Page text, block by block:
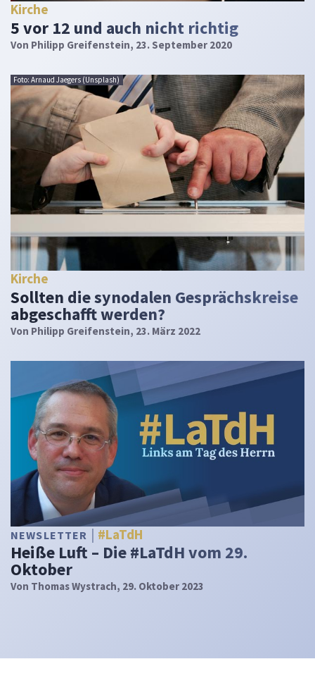
Kirche
5 vor 12 und auch nicht richtig
Von Philipp Greifenstein, 23. September 2020
Foto: Arnaud Jaegers (Unsplash)
Kirche
Sollten die synodalen Gesprächskreise
abgeschafft werden?
Von Philipp Greifenstein, 23. März 2022
NEWSLETTER #LaTdH
Heiße Luft – Die #LaTdH vom 29.
Oktober
Von Thomas Wystrach, 29. Oktober 2023